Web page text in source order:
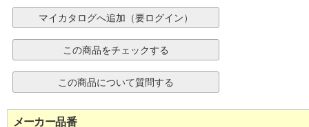
メーカー品番